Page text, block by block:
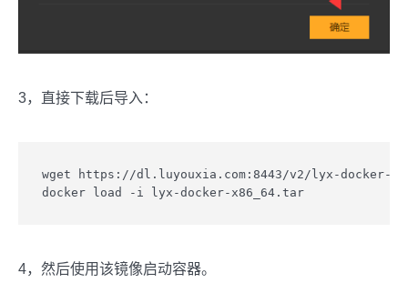
3，直接下载后导入：
wget https://dl.luyouxia.com:8443/v2/lyx-docker-
docker load -i lyx-docker-x86_64.tar
4，然后使用该镜像启动容器。